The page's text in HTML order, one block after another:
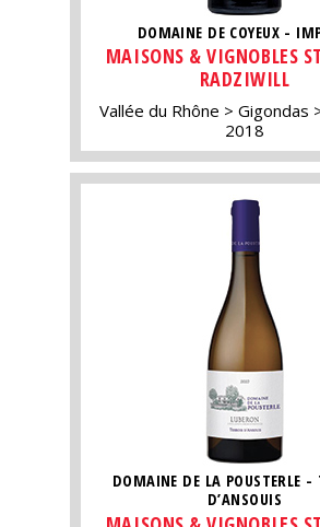
DOMAINE DE COYEUX -
MAISONS & VIGNOBLES
RADZIWILL
Vallée du Rhône Gigondas
2018
DOMAINE DE LA POUSTERLE -
D’ANSOUIS